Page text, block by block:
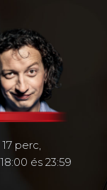
perc,
és 23:59